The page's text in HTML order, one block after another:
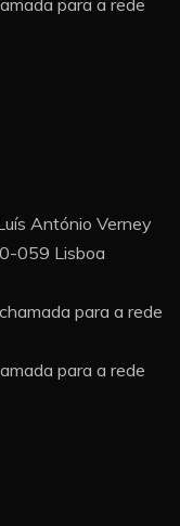
para a rede
António Verney
059 Lisboa
para a rede
para a rede